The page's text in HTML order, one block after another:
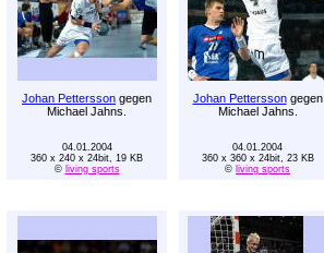
Johan Pettersson gegen
Michael Jahns.
Johan Petterssongegen
Michael Jahns.
04.01.2004
360 x 240 x 24bit, 19 KB
© living sports
04.01.2004
360 x 360 x 24bit, 23 KB
© living sports